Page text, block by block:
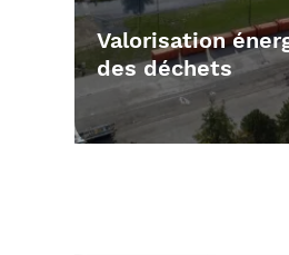
Valorisation
des déchets
Réduisez
parti des déchets
forme dechaleuret d’